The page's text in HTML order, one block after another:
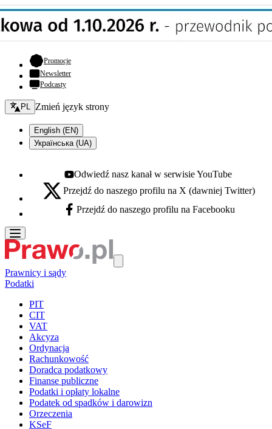
Promocje- otwiera się w nowej karcie
Newsletter
Podcasty
Zmień język - bieżący:
PL Zmień język strony
English (EN)
Українська (UA)
Youtube - otwiera się w nowej karcie
Odwiedź nasz kanał w serwisie YouTube
X - otwiera się w nowej karcie
Przejdź do naszego profilu na X (dawniej Twitter)
Facebook - otwiera się w nowej karcie
Przejdź do naszego profilu na Facebooku
Prawnicy i sądy
Podatki
PIT
CIT
VAT
Akcyza
Ordynacja
Rachunkowość
Doradca podatkowy
Finanse publiczne
Podatki i opłaty lokalne
Podatek od spadków i darowizn
Orzeczenia
KSeF